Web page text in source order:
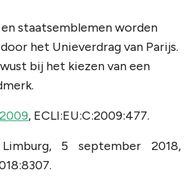
en staatsemblemen worden
het Unieverdrag van Parijs.
bij het kiezen van een
, ECLI:EU:C:2009:477.
5 september 2018,